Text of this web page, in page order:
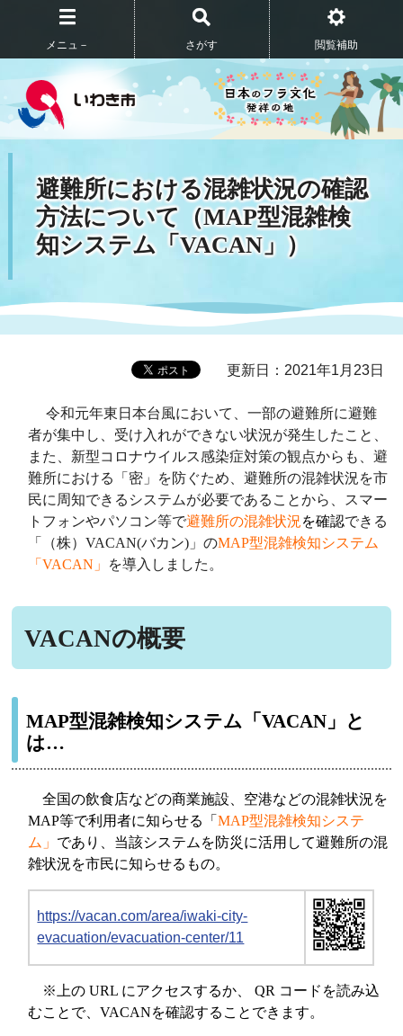
メニュ－ さがす 閲覧補助
避難所における混雑状況の確認
方法について（MAP型混雑検
知システム「VACAN」）
更新日：2021年1月23日
令和元年東日本台風において、一部の避難所に避難
者が集中し、受け入れができない状況が発生したこと、
また、新型コロナウイルス感染症対策の観点からも、避
難所における「密」を防ぐため、避難所の混雑状況を市
民に周知できるシステムが必要であることから、スマー
トフォンやパソコン等で避難所の混雑状況を確認できる
「（株）VACAN(バカン)」のMAP型混雑検知システム
「VACAN」 を導入しました。
VACANの概要
MAP型混雑検知システム「VACAN」と
は…
全国の飲食店などの商業施設、空港などの混雑状況を
MAP等で利用者に知らせる「MAP型混雑検知システ
ム」 であり、当該システムを防災に活用して避難所の混
雑状況を市民に知らせるもの。
https://vacan.com/area/iwaki-city-
evacuation/evacuation-center/11
※上の URL にアクセスするか、 QR コードを読み込
むことで、VACANを確認することできます。